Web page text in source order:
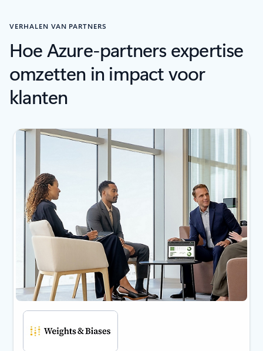
VERHALEN VAN PARTNERS
Hoe Azure-partners expertise
omzetten in impact voor
klanten
Dia 1 van 4 wordt weergeven